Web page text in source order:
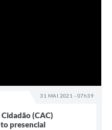
31 MAI 2021 - 07h39
(CAC)
presencial